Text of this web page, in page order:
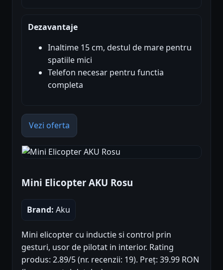
Dezavantaje
Inaltime 15 cm, destul de mare pentru
spatiile mici
Telefon necesar pentru functia
completa
Vezi oferta
Mini Elicopter AKU Rosu
Brand: Aku
Mini elicopter cu inductie si control prin
gesturi, usor de pilotat in interior. Rating
produs: 2.89/5 (nr. recenzii: 19). Preț: 39.99 RON